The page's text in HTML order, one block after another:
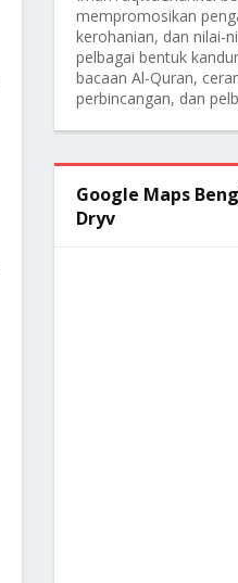
mempromosikan
kerohanian, dan nilai-
pelbagai bentuk
bacaan Al-Quran,
perbincangan, dan
Google Maps
Dryv